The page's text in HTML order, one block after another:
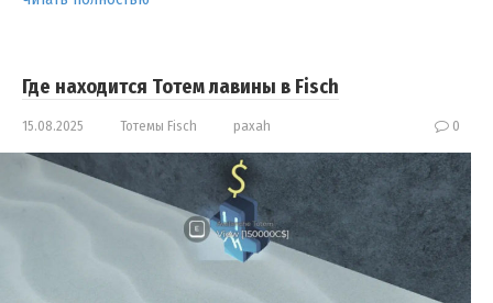
Где находится Тотем лавины в Fisch
15.08.2025 Тотемы Fisch paxah 0